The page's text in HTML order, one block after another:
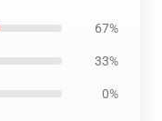
67%
33%
0%